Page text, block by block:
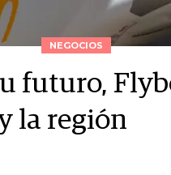
NEGOCIOS
futuro,
la región